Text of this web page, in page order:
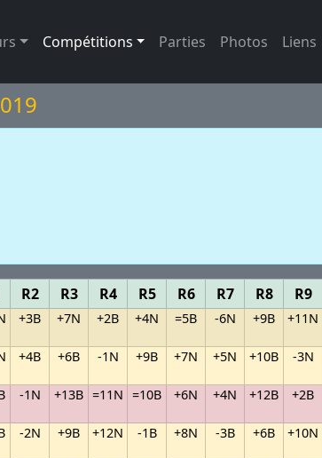
Compétitions Parties Photos Liens
R2 R3 R4 R5 R6 R7 R8 R9
+3B +7N +2B +4N =5B -6N +9B +11N
+4B +6B -1N +9B +7N +5N +10B -3N
-1N +13B =11N =10B +6N +4N +12B +2B
-2N +9B +12N -1B +8N -3B +6B +10N